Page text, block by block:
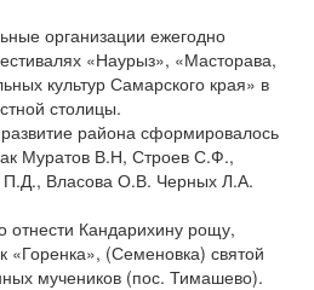
организации ежегодно
«Наурыз», «Масторава,
культур Самарского края» в
столицы.
района сформировалось
Муратов В.Н, Строев С.Ф.,
Власова О.В. Черных Л.А.
Кандарихину рощу,
«Горенка», (Семеновка) святой
мучеников (пос. Тимашево).